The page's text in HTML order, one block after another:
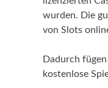
wurden. Die
von Slots
Dadurch
kostenlose